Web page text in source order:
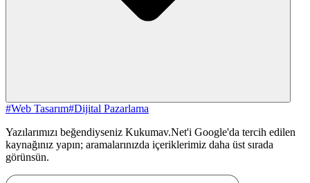
#Web Tasarım#Dijital Pazarlama
Yazılarımızı beğendiyseniz Kukumav.Net'i Google'da tercih edilen
kaynağınız yapın; aramalarınızda içeriklerimiz daha üst sırada
görünsün.